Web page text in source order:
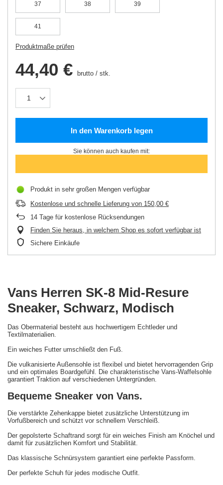
37 38 39
41
Produktmaße prüfen
44,40 € brutto / stk.
In den Warenkorb legen
Sie können auch kaufen mit:
Produkt in sehr großen Mengen verfügbar
Kostenlose und schnelle Lieferung von 150,00 €
14 Tage für kostenlose Rücksendungen
Finden Sie heraus, in welchem Shop es sofort verfügbar ist
Sichere Einkäufe
Vans Herren SK-8 Mid-Resure
Sneaker, Schwarz, Modisch
Das Obermaterial besteht aus hochwertigem Echtleder und
Textilmaterialien.
Ein weiches Futter umschließt den Fuß.
Die vulkanisierte Außensohle ist flexibel und bietet hervorragenden Grip
und ein optimales Boardgefühl. Die charakteristische Vans-Waffelsohle
garantiert Traktion auf verschiedenen Untergründen.
Bequeme Sneaker von Vans.
Die verstärkte Zehenkappe bietet zusätzliche Unterstützung im
Vorfußbereich und schützt vor schnellem Verschleiß.
Der gepolsterte Schaftrand sorgt für ein weiches Finish am Knöchel und
damit für zusätzlichen Komfort und Stabilität.
Das klassische Schnürsystem garantiert eine perfekte Passform.
Der perfekte Schuh für jedes modische Outfit.